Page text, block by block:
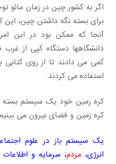
اگر به کشور چین در زمان مائو
برای بسته نگه داشتن چین، این
آنجا که ممکن بود در این
دانشگاهها دستگاه کپی از
کمی می دادند تا از روی کتابی
استفاده می کردند.
کره زمین خود یک سیستم بسته
کره زمین و فضای بیرون می
یک سیستم باز در علوم
انرژی، مردم، سرمایه و